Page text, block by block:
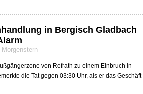
in Bergisch Gladbach
von Refrath zu einem Einbruch in
die Tat gegen 03:30 Uhr, als er das Geschäft